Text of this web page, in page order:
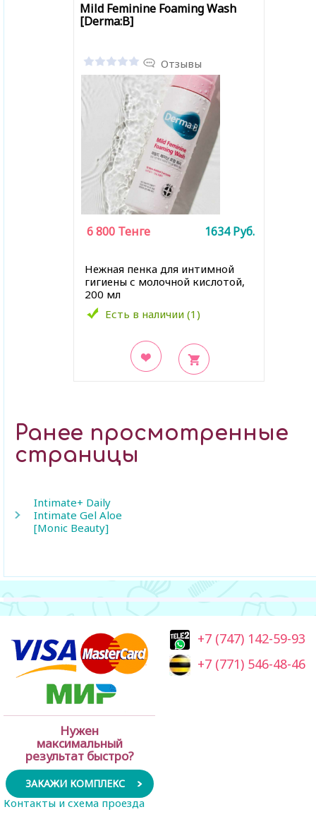
Mild Feminine Foaming Wash
[Derma:B]
Отзывы
Нежная пенка для интимной
гигиены с молочной кислотой,
200 мл
Есть в наличии (1)
6 800 Тенге 1634Руб.
Ранее просмотренные
страницы
Intimate+ Daily
Intimate Gel Aloe
[Monic Beauty]
Нужен
максимальный
результат быстро?
ЗАКАЖИ КОМПЛЕКС
+7 (747) 142-59-93
+7 (771) 546-48-46
Контакты и схема проезда